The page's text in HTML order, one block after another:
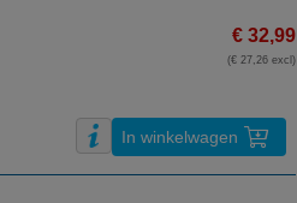
€ 32,99
(€ 27,26 excl)
In winkelwagen